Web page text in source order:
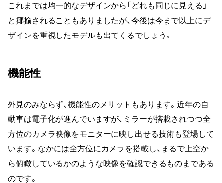
これまでは均一的なデザインから「どれも同じに見える」
と揶揄されることもありましたが、今後は今まで以上にデ
ザインを重視したモデルも出てくるでしょう。
機能性
外見のみならず、機能性のメリットもあります。近年の自
動車は電子化が進んでいますが、ミラーが搭載されつつ全
方位のカメラ映像をモニターに映し出せる技術も登場して
います。なかには全方位にカメラを搭載し、まるで上空か
ら俯瞰しているかのような映像を確認できるものまである
のです。